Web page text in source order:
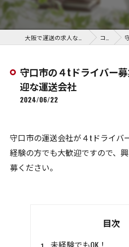
コラム 守
守口市の４tドライバー
迎な運送会社
2024/06/22
守口市の運送会社が４tドライバ
経験の方でも大歓迎ですので、
募ください。
目次
未経験でもOK！